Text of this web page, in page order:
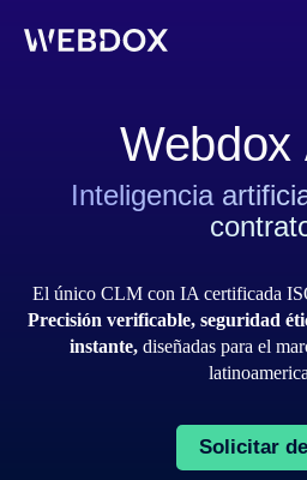
Webdox
Inteligencia
El único CLM con IA certificada
Precisión verificable, seguridad
instante, diseñadas para el
Solicitar